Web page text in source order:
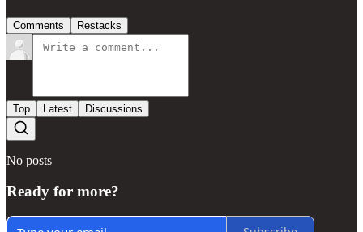
Comments Restacks
Top Latest Discussions
No posts
Ready for more?